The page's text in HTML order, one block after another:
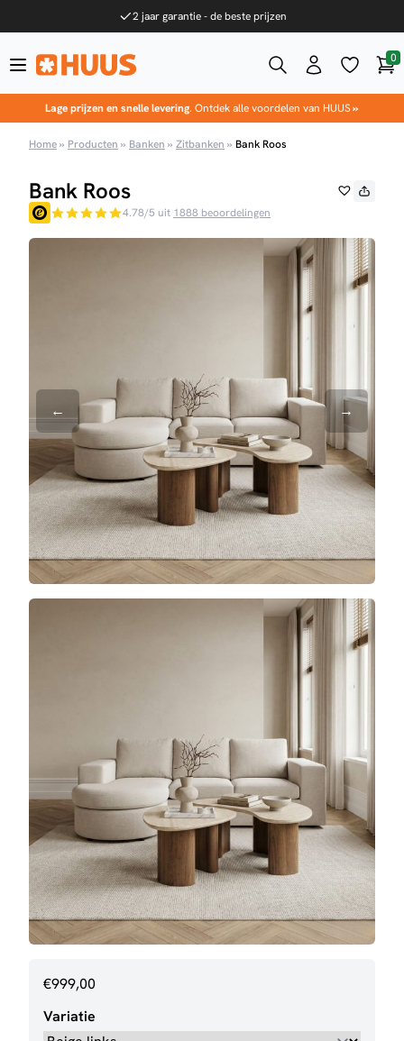
2 jaar garantie - de beste prijzen
0
Lage prijzen en snelle levering. Ontdek alle voordelen van HUUS»
Home» Producten » Banken » Zitbanken » Bank Roos
Bank Roos
4.78/5 uit 1888 beoordelingen
€999,00
Variatie